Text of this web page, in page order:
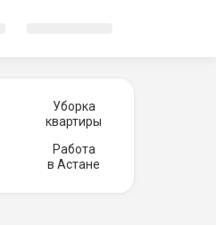
Уборка
квартиры
Работа
в Астане